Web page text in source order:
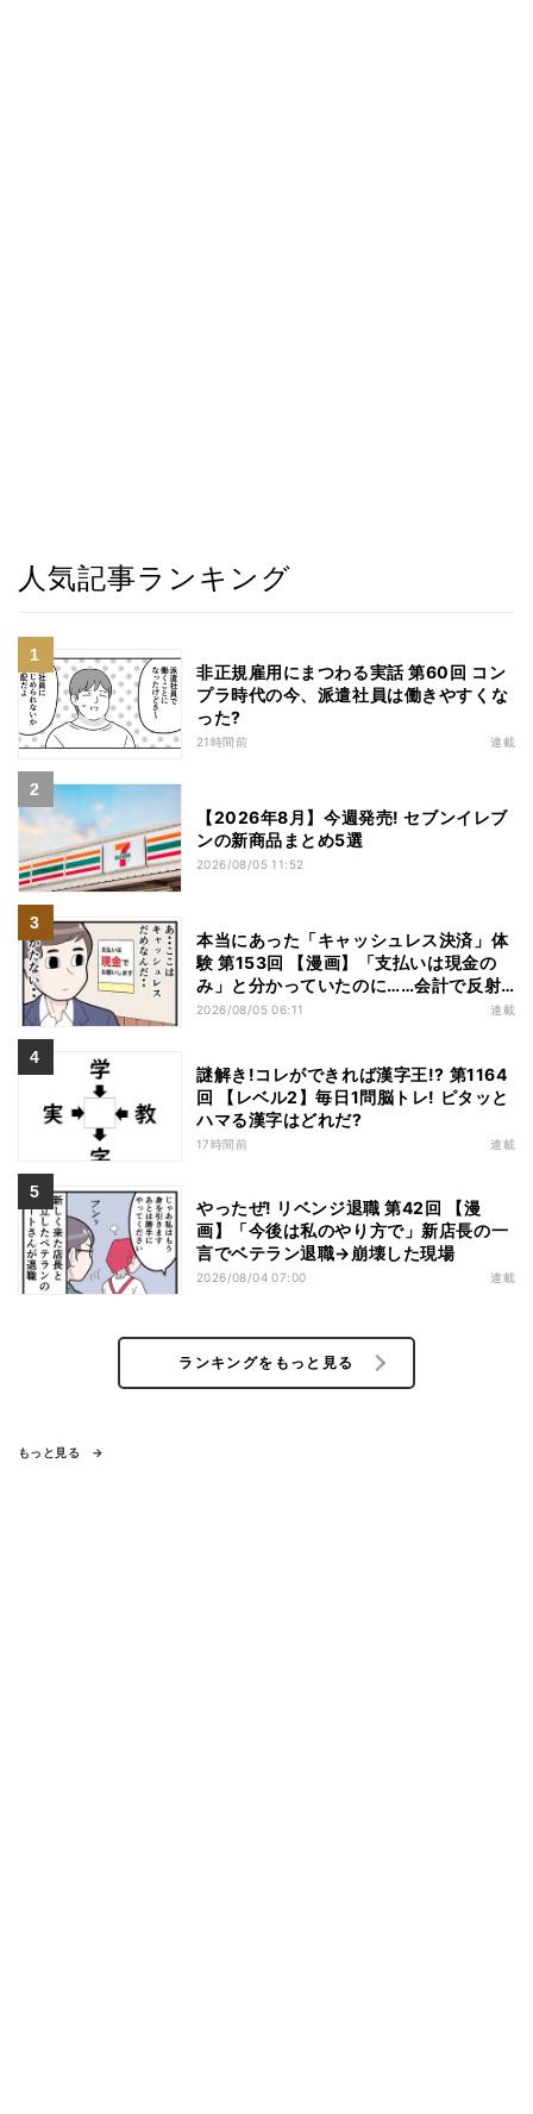
人気記事ランキング
非正規雇用にまつわる実話 第60回 コン
プラ時代の今、派遣社員は働きやすくな
った?
21時間前 連載
【2026年8月】今週発売! セブンイレブ
ンの新商品まとめ5選
2026/08/05 11:52
本当にあった「キャッシュレス決済」体
験 第153回 【漫画】「支払いは現金の
み」と分かっていたのに……会計で反射
的に出してしまったものは
2026/08/05 06:11 連載
謎解き!コレができれば漢字王!? 第1164
回 【レベル2】毎日1問脳トレ! ピタッと
ハマる漢字はどれだ?
17時間前 連載
やったぜ! リベンジ退職 第42回 【漫
画】「今後は私のやり方で」新店長の一
言でベテラン退職→崩壊した現場
2026/08/04 07:00 連載
ランキングをもっと見る
もっと見る